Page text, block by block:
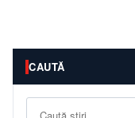
CAUTĂ
Caută